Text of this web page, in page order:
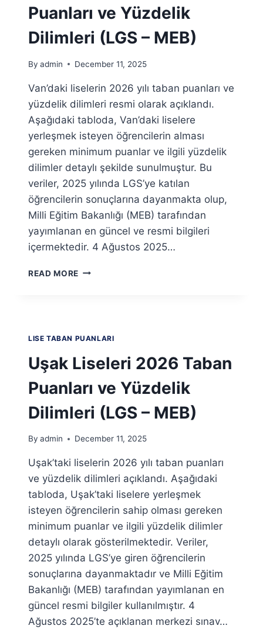
MEB)
Puanları ve Yüzdelik
Dilimleri (LGS – MEB)
By admin December 11, 2025
Van’daki liselerin 2026 yılı taban puanları ve
yüzdelik dilimleri resmi olarak açıklandı.
Aşağıdaki tabloda, Van’daki liselere
yerleşmek isteyen öğrencilerin alması
gereken minimum puanlar ve ilgili yüzdelik
dilimler detaylı şekilde sunulmuştur. Bu
veriler, 2025 yılında LGS’ye katılan
öğrencilerin sonuçlarına dayanmakta olup,
Milli Eğitim Bakanlığı (MEB) tarafından
yayımlanan en güncel ve resmi bilgileri
içermektedir. 4 Ağustos 2025…
READ MORE VAN
DILIMLERI
(LGS
MEB)
LISE TABAN PUANLARI
Uşak Liseleri 2026 Taban
Puanları ve Yüzdelik
Dilimleri (LGS – MEB)
By admin December 11, 2025
Uşak’taki liselerin 2026 yılı taban puanları
ve yüzdelik dilimleri açıklandı. Aşağıdaki
tabloda, Uşak’taki liselere yerleşmek
isteyen öğrencilerin sahip olması gereken
minimum puanlar ve ilgili yüzdelik dilimler
detaylı olarak gösterilmektedir. Veriler,
2025 yılında LGS’ye giren öğrencilerin
sonuçlarına dayanmaktadır ve Milli Eğitim
Bakanlığı (MEB) tarafından yayımlanan en
güncel resmi bilgiler kullanılmıştır. 4
Ağustos 2025’te açıklanan merkezi sınav…